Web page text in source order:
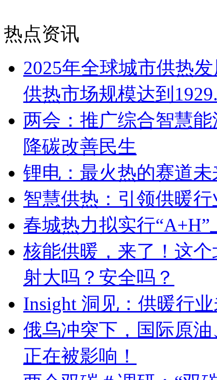
热点资讯
2025年全球城市供热
供热市场规模达到
两会：推广综合智慧
降碳改善民生
锂电：最火热的赛道
智慧供热：引领供暖
春城热力拟实行
核能供暖，来了！这
射大吗？安全吗？
Insight 洞见：供暖行
俄乌冲突下，国际原
正在被影响！